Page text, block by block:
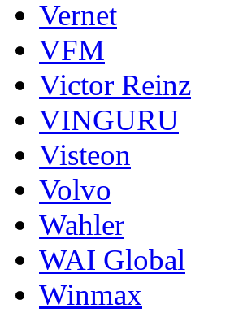
Vernet
VFM
Victor Reinz
VINGURU
Visteon
Volvo
Wahler
WAI Global
Winmax